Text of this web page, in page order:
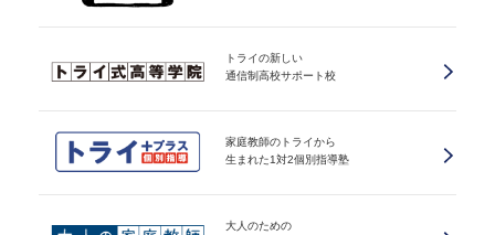
トライの新しい
通信制高校サポート校
家庭教師のトライから
生まれた1対2個別指導塾
大人のための